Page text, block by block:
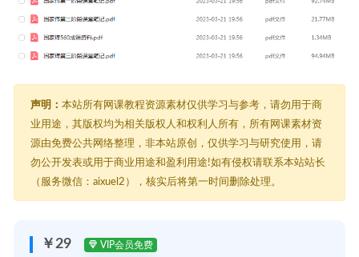
声明： 本站所有网课教程资源素材仅供学习与参考，请勿用于商
业用途，其版权均为相关版权人和权利人所有，所有网课素材资
源由免费公共网络整理，非本站原创，仅供学习与研究使用，请
勿公开发表或用于商业用途和盈利用途!如有侵权请联系本站站长
（服务微信：aixuel2），核实后将第一时间删除处理。
￥29 VIP会员免费